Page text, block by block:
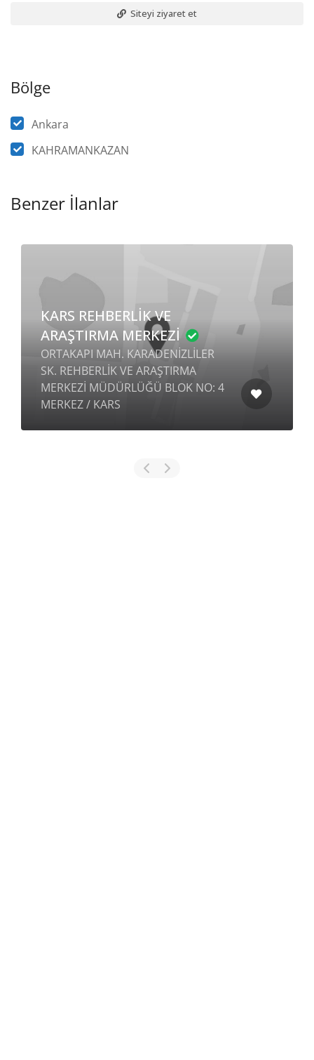
Siteyi ziyaret et
Bölge
Ankara
KAHRAMANKAZAN
Benzer İlanlar
KARS REHBERLİK VE
ARAŞTIRMA MERKEZİ
ORTAKAPI MAH. KARADENİZLİLER
SK. REHBERLİK VE ARAŞTIRMA
MERKEZİ MÜDÜRLÜĞÜ BLOK NO: 4
MERKEZ / KARS